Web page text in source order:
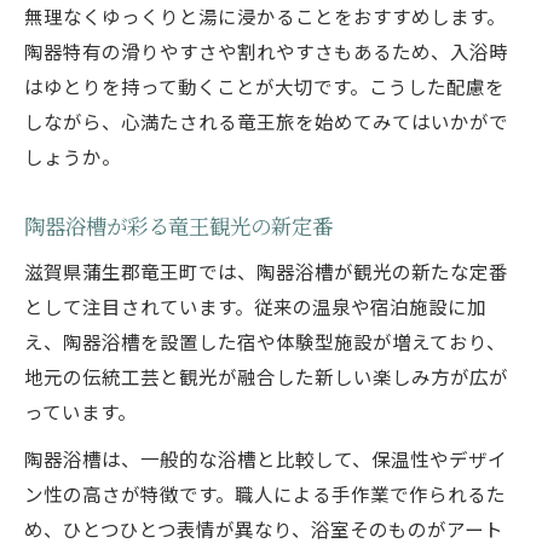
無理なくゆっくりと湯に浸かることをおすすめします。
陶器特有の滑りやすさや割れやすさもあるため、入浴時
はゆとりを持って動くことが大切です。こうした配慮を
しながら、心満たされる竜王旅を始めてみてはいかがで
しょうか。
陶器浴槽が彩る竜王観光の新定番
滋賀県蒲生郡竜王町では、陶器浴槽が観光の新たな定番
として注目されています。従来の温泉や宿泊施設に加
え、陶器浴槽を設置した宿や体験型施設が増えており、
地元の伝統工芸と観光が融合した新しい楽しみ方が広が
っています。
陶器浴槽は、一般的な浴槽と比較して、保温性やデザイ
ン性の高さが特徴です。職人による手作業で作られるた
め、ひとつひとつ表情が異なり、浴室そのものがアート